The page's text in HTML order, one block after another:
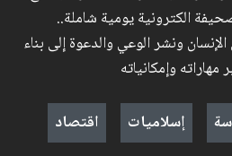
الكترونية يومية شاملة..
ونشر الوعي والدعوة إلى بناء
مهاراته وإمكانياته
إسلاميات اقتصاد